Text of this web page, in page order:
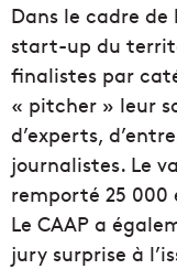
Dans le cadre
start-up du
finalistes par
« pitcher » leur
d’experts,
journalistes. Le
remporté 25 000
Le CAAP a
jury surprise à